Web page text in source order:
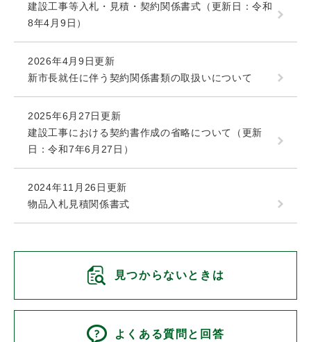
建設工事等入札・見積・契約関係書式（更新日：令和
8年4月9日）
2026年4月9日更新
新市長就任に伴う契約関係書類の取扱いについて
2025年6月27日更新
建設工事における契約書作成の省略について（更新
日：令和7年6月27日）
2024年11月26日更新
物品入札見積関係書式
見つからないときは
よくある質問と回答